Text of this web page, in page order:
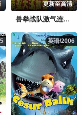
更新至高清
兽拳战队激气连者 特别DVD gyungyun！拳圣大运动会
英语/2006
英语/2006